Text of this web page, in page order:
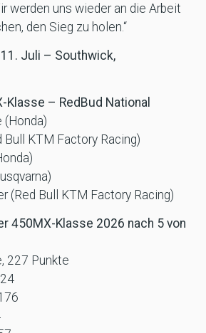
werden uns wieder an die Arbeit
den Sieg zu holen.“
Juli – Southwick,
Klasse – RedBud National
(Honda)
Bull KTM Factory Racing)
(Red Bull KTM Factory Racing)
450MX-Klasse 2026 nach 5 von
227 Punkte